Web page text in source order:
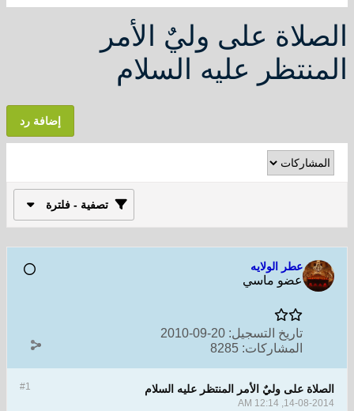
الصلاة على وليٌ الأمر
المنتظر عليه السلام
إضافة رد
تصفية - فلترة
عطر الولايه
عضو ماسي
تاريخ التسجيل: 20-09-2010
المشاركات: 8285
#1 الصلاة على وليٌ الأمر المنتظر عليه السلام
14-08-2014, 12:14 AM